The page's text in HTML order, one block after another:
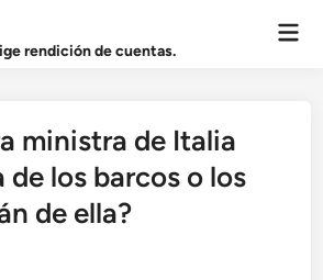
rendición de cuentas.
ministra de Italia
de los barcos o los
de ella?